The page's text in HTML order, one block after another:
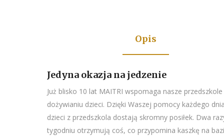
Opis
Jedyna okazja na jedzenie
Już blisko 10 lat MAITRI wspomaga nasze
dożywianiu dzieci. Dzięki Waszej pomocy każdego
dzieci z przedszkola dostają skromny posiłek. Dwa
tygodniu otrzymują coś, co przypomina kaszkę na